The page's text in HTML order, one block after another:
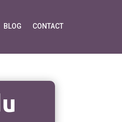
BLOG CONTACT